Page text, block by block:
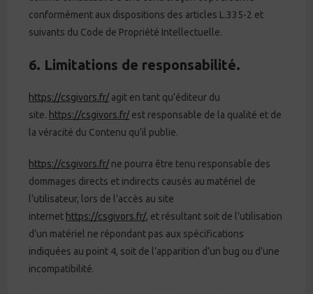
conformément aux dispositions des articles L.335-2 et
suivants du Code de Propriété Intellectuelle.
6. Limitations de responsabilité.
https://csgivors.fr/agit en tant qu’éditeur du
site. https://csgivors.fr/est responsable de la qualité et de
la véracité du Contenu qu’il publie.
https://csgivors.fr/ne pourra être tenu responsable des
dommages directs et indirects causés au matériel de
l’utilisateur, lors de l’accès au site
internet https://csgivors.fr/, et résultant soit de l’utilisation
d’un matériel ne répondant pas aux spécifications
indiquées au point 4, soit de l’apparition d’un bug ou d’une
incompatibilité.